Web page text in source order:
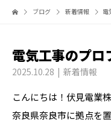
ブログ 新着情報 電
電気工事のプロ
2025.10.28 新着情報
こんにちは！伏見電業
奈良県奈良市に拠点を